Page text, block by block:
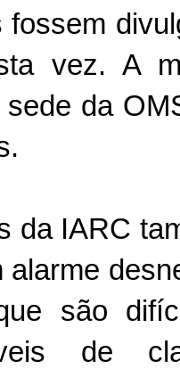
fossem
vez. A
da
da IARC
alarme
são
de